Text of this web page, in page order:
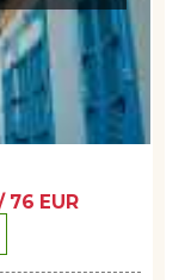
76 EUR